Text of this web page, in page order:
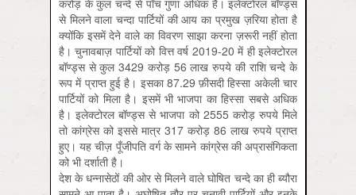
करोड़ के कुल चन्दे से पाँच गुणा अधिक है। इलेक्टोरल बॉण्ड्स
से मिलने वाला चन्दा पार्टियों की आय का प्रमुख ज़रिया होता है
क्योंकि इसमें देने वाले का विवरण साझा करना ज़रूरी नहीं होता
है। चुनावबाज़ पार्टियों को वित्त वर्ष 2019-20 में ही इलेक्टोरल
बॉण्ड्स से कुल 3429 करोड़ 56 लाख रुपये की राशि चन्दे के
रूप में प्राप्त हुई है। इसका 87.29 फ़ीसदी हिस्सा अकेली चार
पार्टियों को मिला है। इसमें भी भाजपा का हिस्सा सबसे अधिक
है। इलेक्टोरल बॉण्ड्स से भाजपा को 2555 करोड़ रुपये मिले
तो कांग्रेस को इससे मात्र 317 करोड़ 86 लाख रुपये प्राप्त
हुए। यह चीज़ पूँजीपति वर्ग के सामने कांग्रेस की अप्रासंगिकता
को भी दर्शाती है।
देश के धन्नासेठों की ओर से मिलने वाले घोषित चन्दे का ही ब्यौरा